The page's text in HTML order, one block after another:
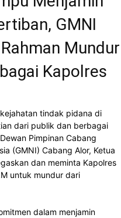
GMNI
Mundur
Kapolres
tindak pidana di
dari publik dan berbagai
Pimpinan Cabang
(GMNI) Cabang Alor, Ketua
dan meminta Kapolres
untuk mundur dari
dalam menjamin